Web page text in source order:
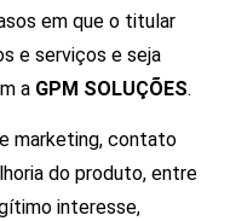
em que o titular
e serviços e seja
a GPM SOLUÇÕES.
marketing, contato
do produto, entre
interesse,